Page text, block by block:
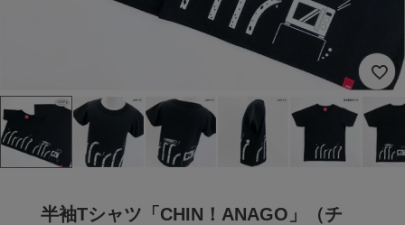
半袖Tシャツ「CHIN！ANAGO」（チ